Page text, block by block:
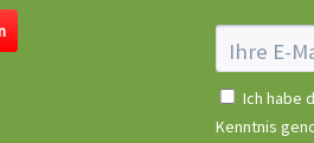
Ich habe
Kenntnis